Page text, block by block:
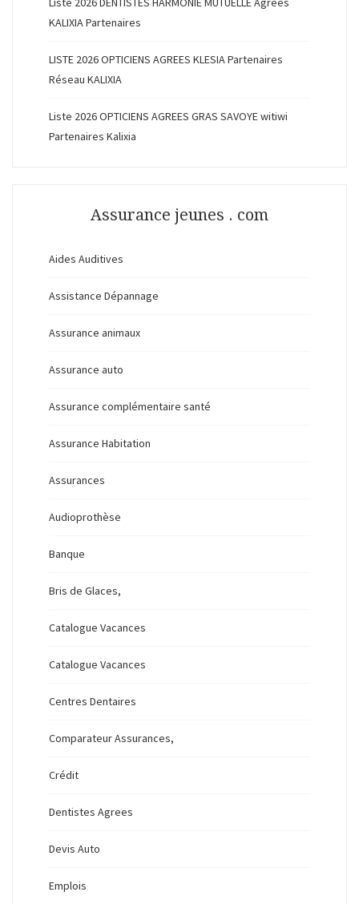
KALIXIA Partenaires
LISTE 2026 OPTICIENS AGREES KLESIA Partenaires
Réseau KALIXIA
Liste 2026 OPTICIENS AGREES GRAS SAVOYE witiwi
Partenaires Kalixia
Assurance jeunes . com
Aides Auditives
Assistance Dépannage
Assurance animaux
Assurance auto
Assurance complémentaire santé
Assurance Habitation
Assurances
Audioprothèse
Banque
Bris de Glaces,
Catalogue Vacances
Catalogue Vacances
Centres Dentaires
Comparateur Assurances,
Crédit
Dentistes Agrees
Devis Auto
Emplois